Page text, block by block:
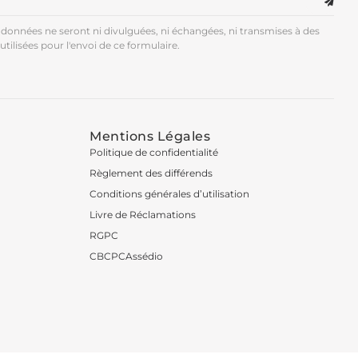
ne seront ni divulguées, ni échangées, ni transmises à des
pour l'envoi de ce formulaire.
Mentions Légales
Politique de confidentialité
Règlement des différends
Conditions générales d’utilisation
Livre de Réclamations
RGPC
CBCPCAssédio